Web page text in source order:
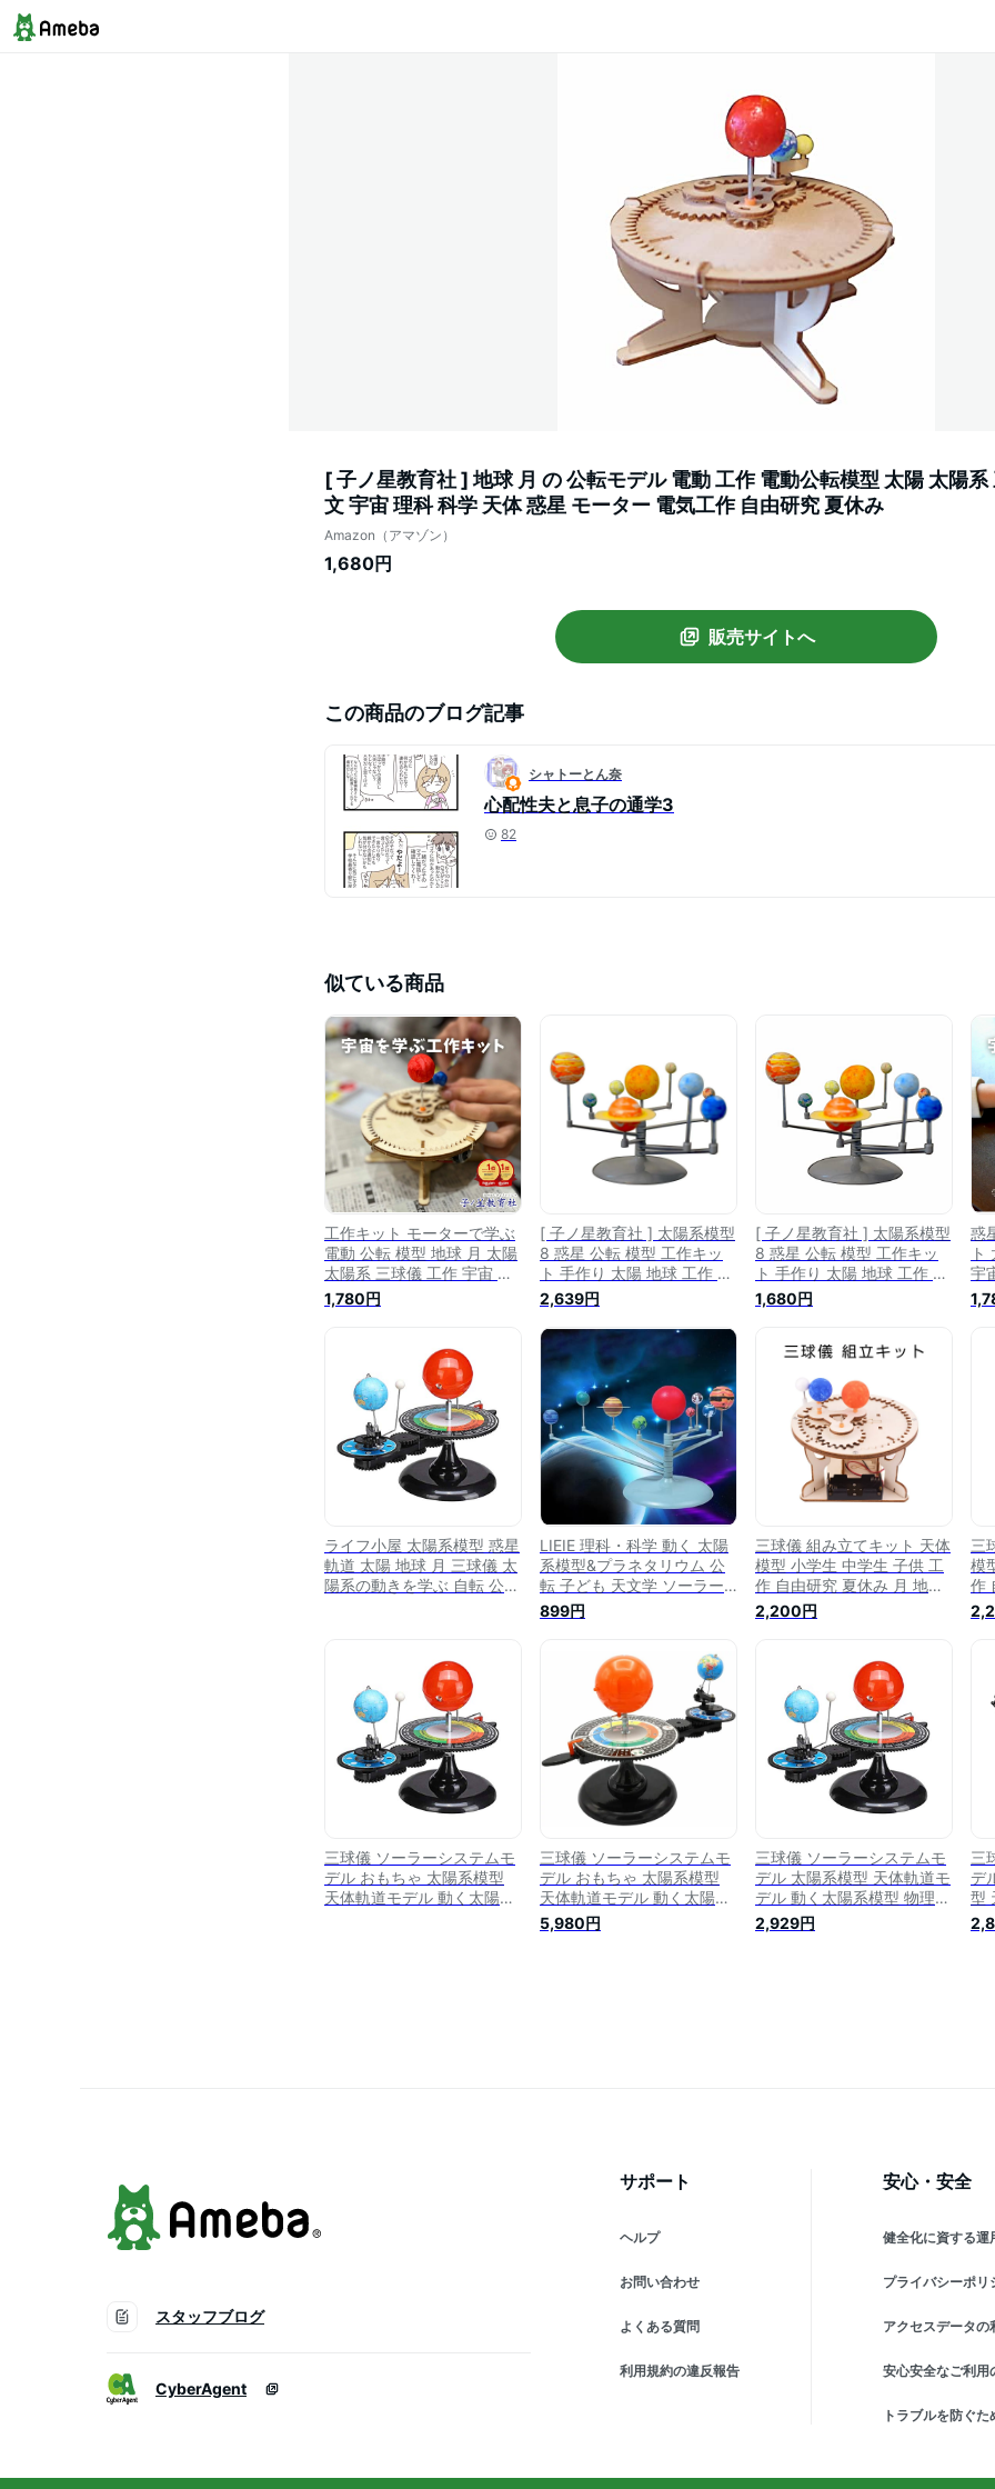
[ 子ノ星教育社 ] 地球 月 の 公転モデル 電動 工作 電動公転模型 太陽 太陽系
文 宇宙 理科 科学 天体 惑星 モーター 電気工作 自由研究 夏休み
Amazon（アマゾン）
1,680円
販売サイトへ
この商品のブログ記事
シャトーとん奈
心配性夫と息子の通学3
82
似ている商品
工作キット モーターで学ぶ
電動 公転 模型 地球 月 太陽
太陽系 三球儀 工作 宇宙 理
科 科学 天体 惑星 モーター
電気工作 小学生 太陽系儀
の子 木製 科学工作 天体模
型 プレゼント 知育 学習 実
験キット 大型連休 アルテミ
ス計画 地球儀
1,780円
[ 子ノ星教育社 ] 太陽系模型
8 惑星 公転 模型 工作キッ
ト 手作り 太陽 地球 工作 惑
星 宇宙 天文 知育 教育 理科
科学 天文学 自由研究 夏休
み
2,639円
[ 子ノ星教育社 ] 太陽系模型
8 惑星 公転 模型 工作キッ
ト 手作り 太陽 地球 工作 惑
星 宇宙 天文 知育 教育 理科
科学 天文学 自由研究 夏休
1,680円
惑
ト
宇
研
誕
ライフ小屋 太陽系模型 惑星
軌道 太陽 地球 月 三球儀 太
陽系の動きを学ぶ 自転 公転
具 知育おもちゃ 科学 学習
自由研究 子供教育 誕生日
教材 モデル プレゼント
LIEIE 理科・科学 動く 太陽
系模型&プラネタリウム 公
転 子ども 天文学 ソーラー
システム 科学研究 太陽系儀
モンテッソーリ 太陽 地球
ゃ 研究 教学工具 DIY
899円
三球儀 組み立てキット 天体
模型 小学生 中学生 子供 工
作 自由研究 夏休み 月 地球
太陽 公転 自転 理科 科学 惑
星 衛星 日周運動 プレゼン
2,200円
三
模
作
太
星
三球儀 ソーラーシステムモ
デル おもちゃ 太陽系模型
天体軌道モデル 動く太陽系
三球儀 ソーラーシステムモ
デル おもちゃ 太陽系模型
天体軌道モデル 動く太陽系
模型 物理モデル 教育玩具
学習玩具 太陽・地球・月の
5,980円
三球儀 ソーラーシステムモ
デル 太陽系模型 天体軌道モ
デル 動く太陽系模型 物理モ
デル 太陽・地球・月の動き
天文学的知識 星体 太空秘密
2,929円
三
デ
型
系
学
スタッフブログ
CyberAgent
サポート
ヘルプ
お問い合わせ
よくある質問
利用規約の違反報告
安心・安全
健全化に資する運
プライバシーポリ
アクセスデータの
安心安全なご利用
トラブルを防ぐた